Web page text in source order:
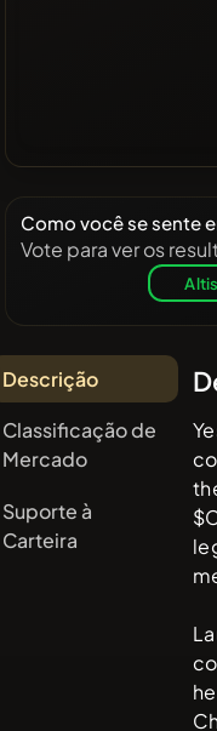
Como você se sente
Vote para ver os
Descrição
Classificação de
Mercado
Suporte à
Carteira